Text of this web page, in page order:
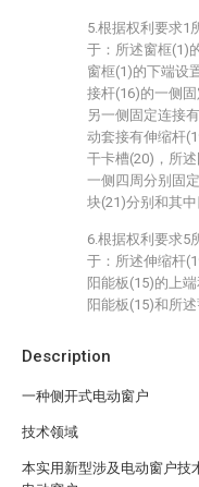
Description
一种侧开式电动窗户
技术领域
本实用新型涉及电动窗户技
5.根据权利要求1
于：所述窗框(1)
窗框(1)的下端设
接杆(16)的一侧
另一侧固定连接
动套接有伸缩杆
干卡槽(20)，所
一侧四周分别固
块(21)分别和其中
6.根据权利要求5
于：所述伸缩杆
阳能板(15)的上
阳能板(15)和所